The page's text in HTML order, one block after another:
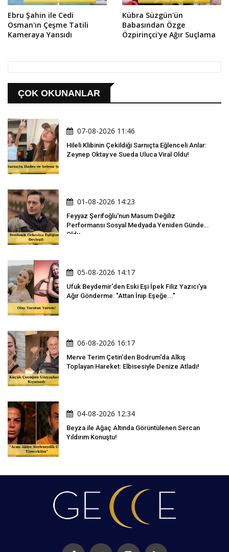
Ebru Şahin ile Cedi
Osman'ın Çeşme Tatili
Kameraya Yansıdı
Kübra Süzgün'ün
Babasından Özge
Özpirinçci'ye Ağır Suçlama
ÇOK OKUNANLAR
07-08-2026 11:46
Hileli Klibinin Çekildiği Sarnıçta Eğlenceli Anlar:
Zeynep Oktay ve Sueda Uluca Viral Oldu!
01-08-2026 14:23
Feyyaz Şerifoğlu'nun Masum Değiliz
Performansı Sosyal Medyada Yeniden Gündem
Oldu
05-08-2026 14:17
Ufuk Beydemir'den Eski Eşi İpek Filiz Yazıcı'ya
Ağır Gönderme: "Attan İnip Eşeğe..."
06-08-2026 16:17
Merve Terim Çetin'den Bodrum'da Alkış
Toplayan Hareket: Elbisesiyle Denize Atladı!
04-08-2026 12:34
Beyza ile Ağaç Altında Görüntülenen Sercan
Yıldırım Konuştu!